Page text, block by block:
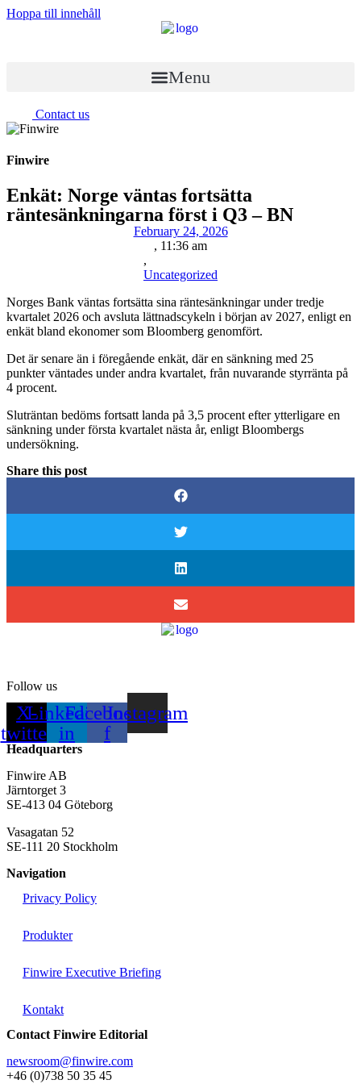
Hoppa till innehåll
Menu
Contact us
Finwire
Enkät: Norge väntas fortsätta
räntesänkningarna först i Q3 – BN
February 24, 2026
, 11:36 am
,
Uncategorized
Norges Bank väntas fortsätta sina räntesänkningar under tredje
kvartalet 2026 och avsluta lättnadscykeln i början av 2027, enligt en
enkät bland ekonomer som Bloomberg genomfört.
Det är senare än i föregående enkät, där en sänkning med 25
punkter väntades under andra kvartalet, från nuvarande styrränta på
4 procent.
Sluträntan bedöms fortsatt landa på 3,5 procent efter ytterligare en
sänkning under första kvartalet nästa år, enligt Bloombergs
undersökning.
Share this post
Follow us
X-
twitter
Linkedin-
in
Facebook-
f
Instagram
Headquarters
Finwire AB
Järntorget 3
SE-413 04 Göteborg
Vasagatan 52
SE-111 20 Stockholm
Navigation
Privacy Policy
Produkter
Finwire Executive Briefing
Kontakt
Contact Finwire Editorial
newsroom@finwire.com
+46 (0)738 50 35 45